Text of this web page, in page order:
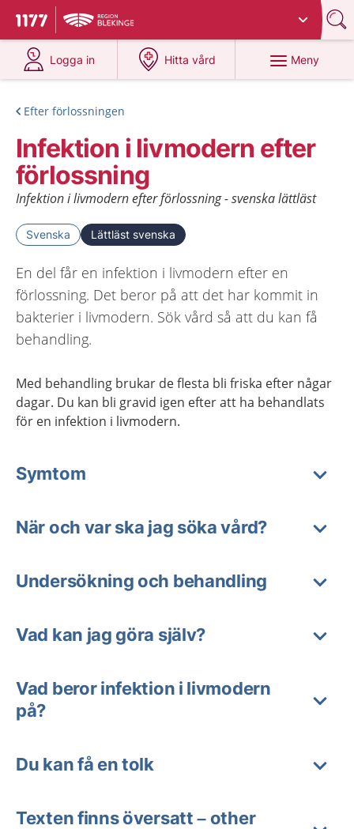
Till startsidan för 1177
Du har valt region
Logga in
på 1177.se
Hitta vård
på 1177.se
Meny
Efter förlossningen
Infektion i livmodern efter
förlossning
Infektion i livmodern efter förlossning - svenska lättläst
Svenska Lättläst svenska
En del får en infektion i livmodern efter en
förlossning. Det beror på att det har kommit in
bakterier i livmodern. Sök vård så att du kan få
behandling.
Med behandling brukar de flesta bli friska efter någar
dagar. Du kan bli gravid igen efter att ha behandlats
för en infektion i livmodern.
Symtom
När och var ska jag söka vård?
Undersökning och behandling
Vad kan jag göra själv?
Vad beror infektion i livmodern
på?
Du kan få en tolk
Texten finns översatt – other